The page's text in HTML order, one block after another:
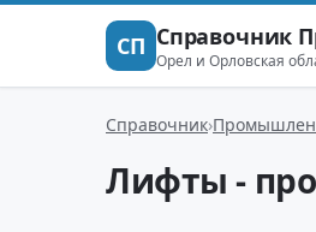
СП Справочник
Орел и Орловская
Справочник
Лифты -